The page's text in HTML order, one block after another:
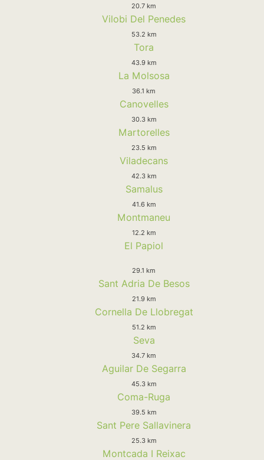
20.7 km
Vilobi Del Penedes
53.2 km
Tora
43.9 km
La Molsosa
36.1 km
Canovelles
30.3 km
Martorelles
23.5 km
Viladecans
42.3 km
Samalus
41.6 km
Montmaneu
12.2 km
El Papiol
29.1 km
Sant Adria De Besos
21.9 km
Cornella De Llobregat
51.2 km
Seva
34.7 km
Aguilar De Segarra
45.3 km
Coma-Ruga
39.5 km
Sant Pere Sallavinera
25.3 km
Montcada I Reixac